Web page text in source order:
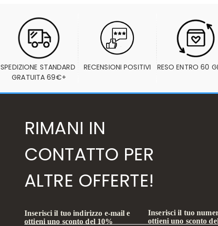
SPEDIZIONE STANDARD
GRATUITA 69€+
RECENSIONI POSITIVI RESO ENTRO 60
RIMANI IN
CONTATTO PER
ALTRE OFFERTE!
Inserisci il tuo indirizzo e-mail e
ottieni uno sconto del 10%
Inserisci il tuo
ottieni uno sconto